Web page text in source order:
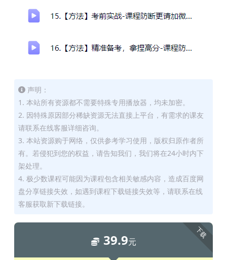
声明：
1. 本站所有资源都不需要特殊专用播放器，均未加密。
2. 因特殊原因部分稀缺资源无法直接上平台，有需求的课友
请联系在线客服详细咨询。
3. 本站资源购于网络，仅供参考学习使用，版权归原作者所
有。若侵犯到您的权益，请告知我们，我们将在24小时内下
架处理。
4. 极少数课程可能因为课程包含相关敏感内容，造成百度网
盘分享链接失效，如遇到课程下载链接失效等，请联系在线
客服获取新下载链接。
下载
39.9元